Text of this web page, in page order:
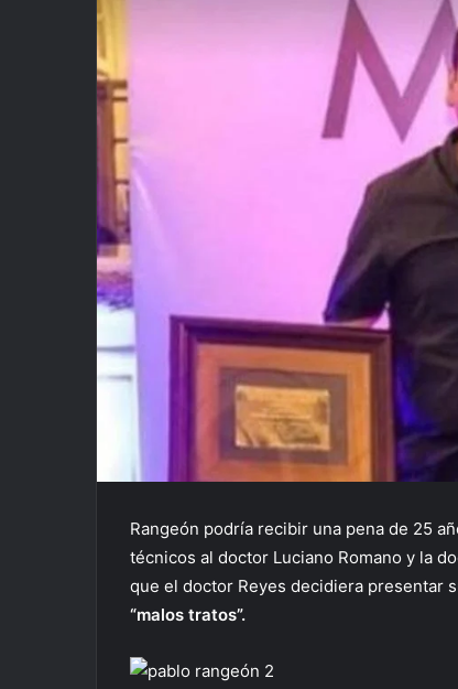
Rangeón podría recibir una pena de 25
técnicos al doctor Luciano Romano y la
que el doctor Reyes decidiera presentar
“malos tratos”.